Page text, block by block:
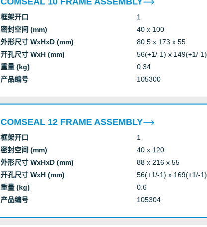
UL/NEMA tightness
框架开口
1
密封空间 (mm)
40 x 100
外形尺寸 WxHxD (mm)
80.5 x 173 x 55
开孔尺寸 WxH (mm)
56(+1/-1) x 149(+1/-1)
重量 (kg)
0.34
产品编号
105300
COMSEAL 12 FRAME ASSEMBLY
框架开口
1
密封空间 (mm)
40 x 120
外形尺寸 WxHxD (mm)
88 x 216 x 55
开孔尺寸 WxH (mm)
56(+1/-1) x 169(+1/-1)
重量 (kg)
0.6
产品编号
105304